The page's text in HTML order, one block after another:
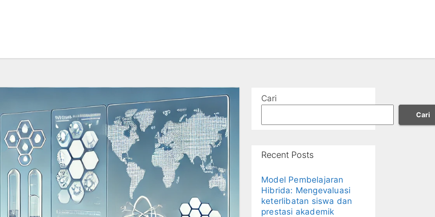
Cari
Cari
Recent Posts
Model Pembelajaran
Hibrida: Mengevaluasi
keterlibatan siswa dan
prestasi akademik